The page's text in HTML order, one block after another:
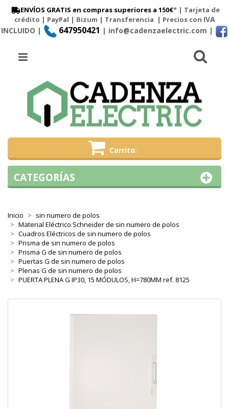
ENVÍOS GRATIS en compras superiores a 150€* | Tarjeta de
crédito | PayPal | Bizum | Transferencia | Precios con IVA
INCLUIDO |
647950421 | info@cadenzaelectric.com |
Carrito
Menú
Inicio
sin numero de polos
Material Eléctrico Schneider de sin numero de polos
Cuadros Eléctricos de sin numero de polos
Prisma de sin numero de polos
Prisma G de sin numero de polos
Puertas G de sin numero de polos
Plenas G de sin numero de polos
PUERTA PLENA G IP30, 15 MÓDULOS, H=780MM ref. 8125
CATEGORÍAS